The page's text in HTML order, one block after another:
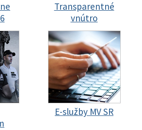
Transparentné
vnútro
E-služby MV SR